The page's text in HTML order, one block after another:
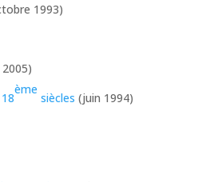
1993)
ème
siècles (juin 1994)